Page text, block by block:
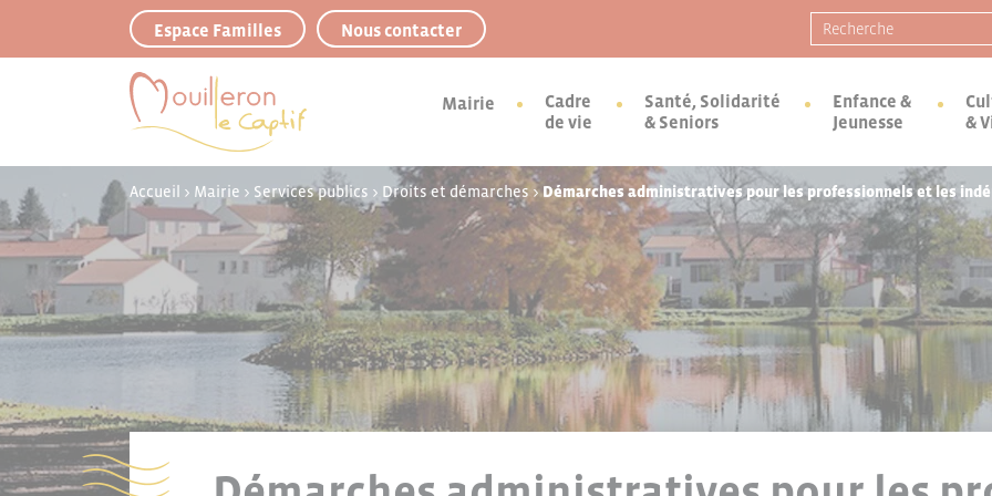
Espace Familles Nous contacter Recherche pour :
Mairie
Cadre
de vie
Santé, Solidarité
& Seniors
Enfance &
Jeunesse
&
Accueil > Mairie > Services publics > Droits et démarches >Démarches administratives pour les professionnels et les
Panneau de gestion des cookies